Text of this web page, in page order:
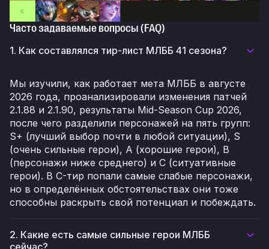
Часто задаваемые вопросы (FAQ)
1. Как составлялся тир-лист МЛББ 41 сезона?
Мы изучили, как работает мета МЛББ в августе
2026 года, проанализировали изменения патчей
2.1.88 и 2.1.90, результаты Mid-Season Cup 2026,
после чего разделили персонажей на пять групп:
S+ (лучший выбор почти в любой ситуации), S
(очень сильные герои), A (хорошие герои), B
(персонажи ниже среднего) и C (ситуативные
герои). В C-тир попали самые слабые персонажи,
но в определённых обстоятельствах они тоже
способны раскрыть свой потенциал и побеждать.
2. Какие есть самые сильные герои МЛББ